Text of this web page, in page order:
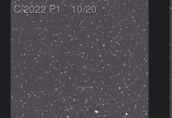
C/2022 P1 10/20